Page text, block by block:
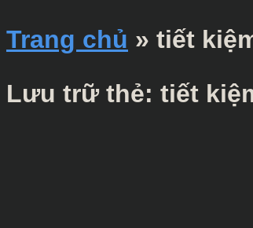
Trang chủ » tiết
Lưu trữ thẻ: tiết